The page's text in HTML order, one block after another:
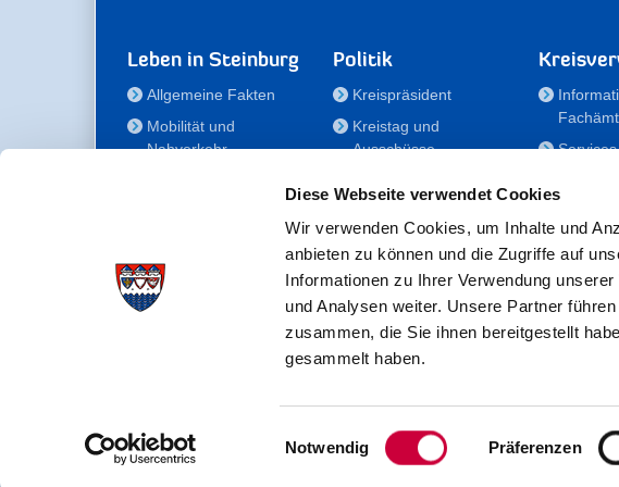
Diese Webseite verwendet Cookies
Wir verwenden Cookies, um Inhalte und
anbieten zu können und die Zugriffe auf
Informationen zu Ihrer Verwendung
und Analysen weiter. Unsere Partner
zusammen, die Sie ihnen bereitgestellt
gesammelt haben.
Einwilligungsauswahl
Notwendig Präferenzen
Leben in Steinburg
Allgemeine Fakten
Mobilität und
Nahverkehr
Gesundheit
Bildung
Politik
Kreispräsident
Kreistag und
Ausschüsse
für Menschen mit
Behinderung
Der
Kreisseniorenbeirat
Förderstiftung
Fördergesellschaft/Sportförderung
Services
RSS-
Kreisverwaltung Steinburg · Viktoriastraße 16-18 · 25524 Itzehoe ·